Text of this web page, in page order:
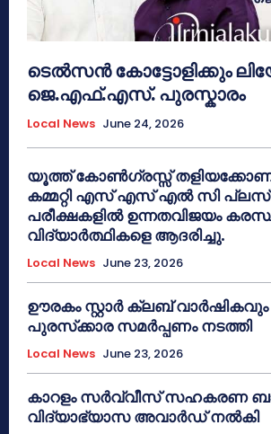
ടെൽസൻ കോട്ടോളിക്കും
ജെ.എഫ്.എസ്. പുരസ്കാരം
Local News June 24, 2026
യൂത്ത് കോൺഗ്രസ്സ്
കമ്മറ്റി എസ് എസ് എൽ സി
പരീക്ഷകളിൽ ഉന്നതവിജയം
വിദ്യാർത്ഥികളെ ആദരിച്ചു.
Local News June 23, 2026
ഊരകം സ്റ്റാർ ക്ലബ്
പുരസ്‌ക്കാര സമർപ്പണം നടത്തി
Local News June 23, 2026
കാറളം സർവ്വീസ് സഹകരണ
വിദ്യാഭ്യാസ അവാർഡ് നൽകി